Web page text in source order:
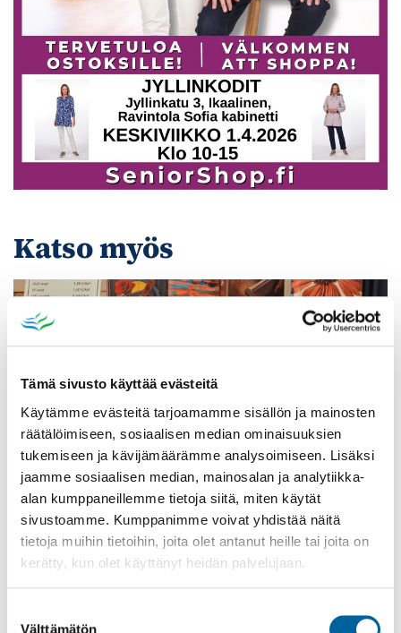
Tämä sivusto käyttää evästeitä
Käytämme evästeitä tarjoamamme sisällön ja mainosten
räätälöimiseen, sosiaalisen median ominaisuuksien
tukemiseen ja kävijämäärämme analysoimiseen. Lisäksi
jaamme sosiaalisen median, mainosalan ja analytiikka-
alan kumppaneillemme tietoja siitä, miten käytät
sivustoamme. Kumppanimme voivat yhdistää näitä
tietoja muihin tietoihin, joita olet antanut heille tai joita on
kerätty, kun olet käyttänyt heidän palvelujaan.
Välttämätön
Katso myös
Poistomyynti kirjaston aukioloaikana
03.06.2026 - 31.08.2026